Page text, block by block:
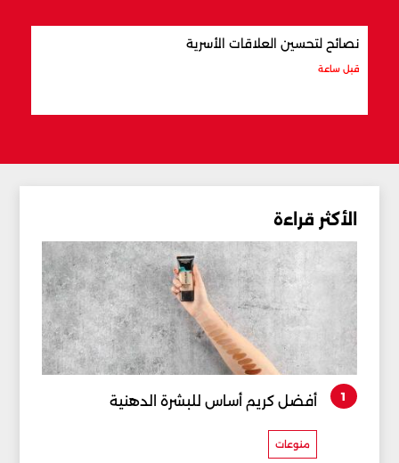
نصائح لتحسين العلاقات الأسرية
قبل ساعة
الأكثر قراءة
1 أفضل كريم أساس للبشرة الدهنية
منوعات